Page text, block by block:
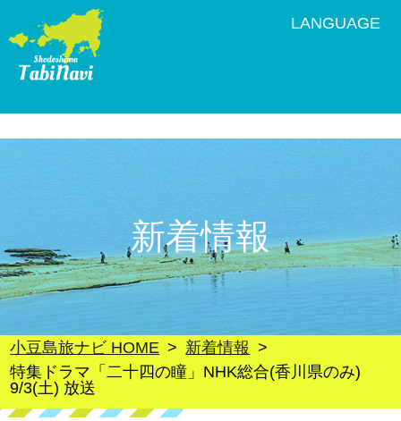
LANGUAGE
新着情報
小豆島旅ナビ HOME
新着情報
特集ドラマ「二十四の瞳」NHK総合(香川県のみ)
9/3(土) 放送